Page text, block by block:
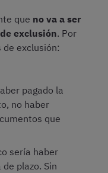
que no va a ser
exclusión. Por
exclusión:
pagado la
no haber
que
sería haber
plazo. Sin